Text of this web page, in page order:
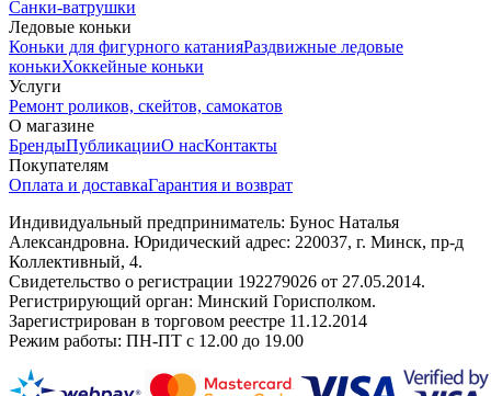
Санки-ватрушки
Ледовые коньки
Коньки для фигурного катанияРаздвижные ледовые
конькиХоккейные коньки
Услуги
Ремонт роликов, скейтов, самокатов
О магазине
БрендыПубликацииО насКонтакты
Покупателям
Оплата и доставкаГарантия и возврат
Индивидуальный предприниматель: Бунос Наталья
Александровна. Юридический адрес: 220037, г. Минск, пр-д
Коллективный, 4.
Свидетельство о регистрации 192279026 от 27.05.2014.
Регистрирующий орган: Минский Горисполком.
Зарегистрирован в торговом реестре 11.12.2014
Режим работы: ПН-ПТ с 12.00 до 19.00